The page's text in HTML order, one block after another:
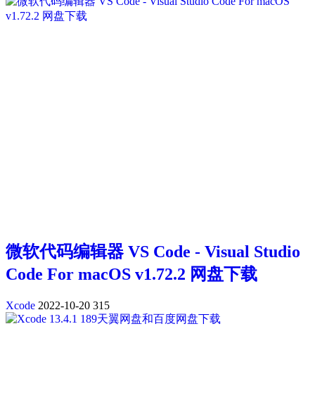
微软代码编辑器 VS Code - Visual Studio
Code For macOS v1.72.2 网盘下载
Xcode 2022-10-20 315